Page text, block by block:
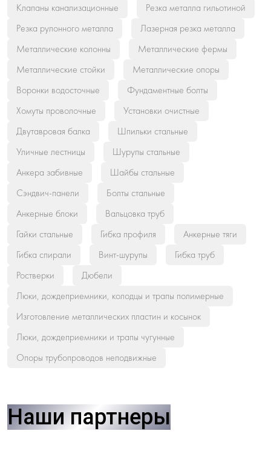
Клапаны канализационные
Резка металла гильотиной
Резка рулонного металла
Лазерная резка металла
Металлические колонны
Металлические фермы
Металлические стойки
Металлические опоры
Воронки водосточные
Фундаментные болты
Хомуты проволочные
Установки очистные
Двутавровая балка
Шпильки стальные
Уличные лестницы
Шурупы стальные
Анкера забивные
Шайбы стальные
Сэндвич-панели
Болты стальные
Анкерные блоки
Вальцовка труб
Гайки стальные
Гибка профиля
Анкерные тяги
Гибка спирали
Винт-шурупы
Гибка труб
Ростверки
Дюбели
Люки, дождеприемники, колодцы и трапы полимерные
Изготовление металлических пластин и косынок
Люки, дождеприемники и трапы чугунные
Опоры трубопроводов неподвижные
Наши партнеры